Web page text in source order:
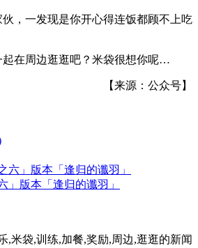
，一发现是你开心得连饭都顾不上吃
起在周边逛逛吧？米袋很想你呢…
【来源：公众号】
」版本「逢归的谶羽」
,米袋,训练,加餐,奖励,周边,逛逛的新闻